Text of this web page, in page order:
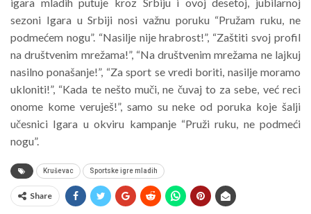
igara mladih putuje kroz Srbiju i ovoj desetoj, jubilarnoj
sezoni Igara u Srbiji nosi važnu poruku “Pružam ruku, ne
podmećem nogu”. “Nasilje nije hrabrost!”, “Zaštiti svoj profil
na društvenim mrežama!”, “Na društvenim mrežama ne lajkuj
nasilno ponašanje!”, “Za sport se vredi boriti, nasilje moramo
ukloniti!”, “Kada te nešto muči, ne čuvaj to za sebe, već reci
onome kome veruješ!”, samo su neke od poruka koje šalji
učesnici Igara u okviru kampanje “Pruži ruku, ne podmeći
nogu”.
Kruševac Sportske igre mladih
Share